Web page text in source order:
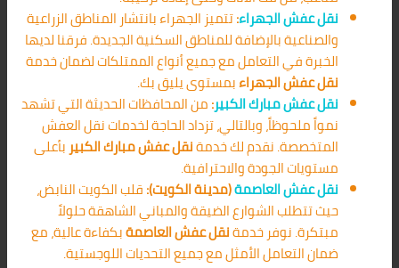
نقل عفش الجهراء:تتميز الجهراء بانتشار المناطق الزراعية
والصناعية بالإضافة للمناطق السكنية الجديدة. فرقنا لديها
الخبرة في التعامل مع جميع أنواع الممتلكات لضمان خدمة
نقل عفش الجهراءبمستوى يليق بك.
نقل عفش مبارك الكبير:من المحافظات الحديثة التي تشهد
نمواً ملحوظاً، وبالتالي، تزداد الحاجة لخدمات نقل العفش
المتخصصة. نقدم لك خدمةنقل عفش مبارك الكبيربأعلى
مستويات الجودة والاحترافية.
نقل عفش العاصمة(مدينة الكويت):قلب الكويت النابض،
حيث تتطلب الشوارع الضيقة والمباني الشاهقة حلولاً
مبتكرة. نوفر خدمةنقل عفش العاصمةبكفاءة عالية، مع
ضمان التعامل الأمثل مع جميع التحديات اللوجستية.